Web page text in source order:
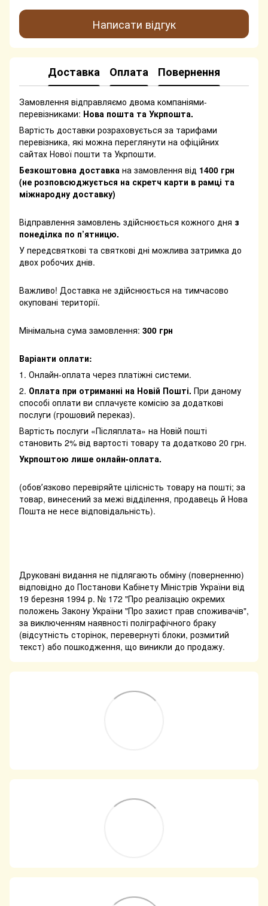
Написати відгук
Доставка Оплата Повернення
Замовлення відправляємо двома компаніями-
перевізниками: Нова пошта та Укрпошта.
Вартість доставки розраховується за тарифами
перевізника, які можна переглянути на офіційних
сайтах Нової пошти та Укрпошти.
Безкоштовна доставка на замовлення від 1400 грн
(не розповсюджується на скретч карти в рамці та
міжнародну доставку)
Відправлення замовлень здійснюється кожного дня з
понеділка по п’ятницю.
У передсвяткові та святкові дні можлива затримка до
двох робочих днів.
Важливо! Доставка не здійснюється на тимчасово
окуповані території.
Мінімальна сума замовлення: 300 грн
Варіанти оплати:
1. Онлайн-оплата через платіжні системи.
2. Оплата при отриманні на Новій Пошті. При даному
способі оплати ви сплачуєте комісію за додаткові
послуги (грошовий переказ).
Вартість послуги «Післяплата» на Новій пошті
становить 2% від вартості товару та додатково 20 грн.
Укрпоштою лише онлайн-оплата.
(обовʼязково перевіряйте цілісність товару на пошті; за
товар, винесений за межі відділення, продавець й Нова
Пошта не несе відповідальність).
Друковані видання не підлягають обміну (поверненню)
відповідно до Постанови Кабінету Міністрів України від
19 березня 1994 р. № 172 "Про реалізацію окремих
положень Закону України "Про захист прав споживачів",
за виключенням наявності поліграфічного браку
(відсутність сторінок, перевернуті блоки, розмитий
текст) або пошкодження, що виникли до продажу.